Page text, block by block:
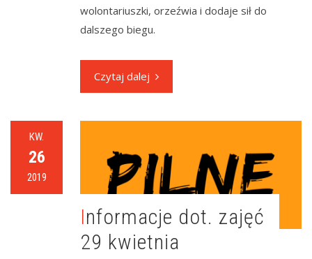
wolontariuszki, orzeźwia i dodaje sił do
dalszego biegu.
Czytaj dalej
KW.
26
2019
Informacje dot. zajęć
29 kwietnia